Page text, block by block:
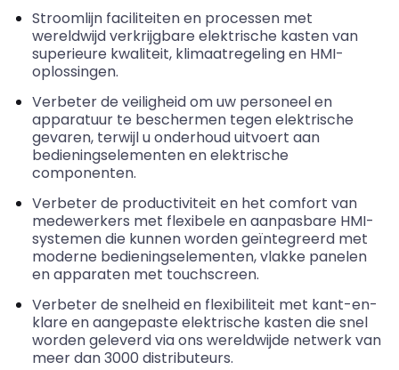
Stroomlijn faciliteiten en processen met
wereldwijd verkrijgbare elektrische kasten van
superieure kwaliteit, klimaatregeling en HMI-
oplossingen.
Verbeter de veiligheid om uw personeel en
apparatuur te beschermen tegen elektrische
gevaren, terwijl u onderhoud uitvoert aan
bedieningselementen en elektrische
componenten.
Verbeter de productiviteit en het comfort van
medewerkers met flexibele en aanpasbare HMI-
systemen die kunnen worden geïntegreerd met
moderne bedieningselementen, vlakke panelen
en apparaten met touchscreen.
Verbeter de snelheid en flexibiliteit met kant-en-
klare en aangepaste elektrische kasten die snel
worden geleverd via ons wereldwijde netwerk van
meer dan 3000 distributeurs.